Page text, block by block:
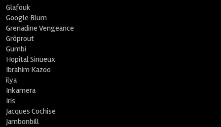
Glafouk
Google Blum
Grenadine Vengeance
Grôprout
Gumbi
Hopital Sinueux
Ibrahim Kazoo
ilya
Inkamera
Iris
Jacques Cochise
Jambonbill